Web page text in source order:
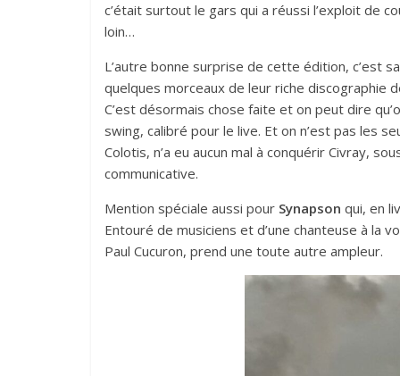
c’était surtout le gars qui a réussi l’exploit de
loin…
L’autre bonne surprise de cette édition, c’est
quelques morceaux de leur riche discographie
C’est désormais chose faite et on peut dire
swing, calibré pour le live. Et on n’est pas les
Colotis, n’a eu aucun mal à conquérir Civray,
communicative.
Mention spéciale aussi pour Synapson qui, en
Entouré de musiciens et d’une chanteuse à la
Paul Cucuron, prend une toute autre ampleur.